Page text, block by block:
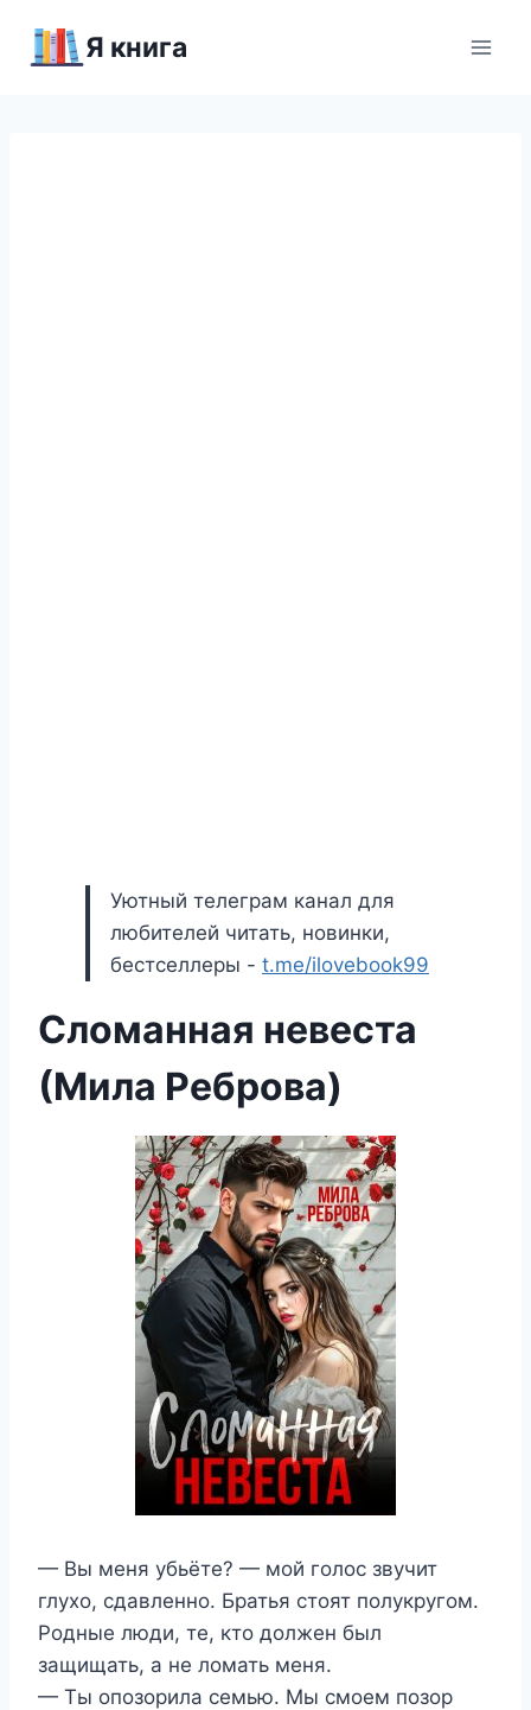
Я книга
Уютный телеграм канал для
любителей читать, новинки,
бестселлеры - t.me/ilovebook99
Сломанная невеста
(Мила Реброва)
— Вы меня убьёте? — мой голос звучит
глухо, сдавленно. Братья стоят полукругом.
Родные люди, те, кто должен был
защищать, а не ломать меня.
— Ты опозорила семью. Мы смоем позор